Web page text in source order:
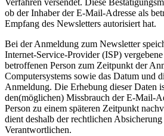
Verfahren versendet. Diese
ob der Inhaber der E-Mail-Adresse als
Empfang des Newsletters autorisiert hat.
Bei der Anmeldung zum Newsletter
Internet-Service-Provider (ISP)
betroffenen Person zum Zeitpunkt der
Computersystems sowie das Datum und
Anmeldung. Die Erhebung dieser Daten
den(möglichen) Missbrauch der E-Mail-
Person zu einem späteren Zeitpunkt
dient deshalb der rechtlichen
Verantwortlichen.